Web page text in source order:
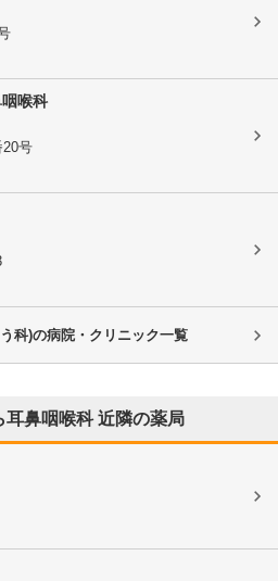
喉科
20号
科)の病院・クリニック一覧
耳鼻咽喉科近隣の薬局